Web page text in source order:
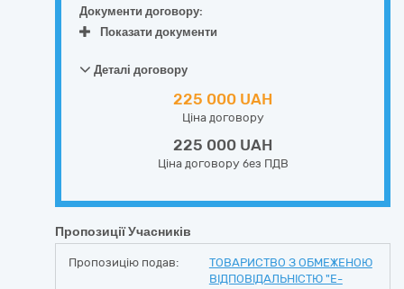
Документи договору:
Показати документи
Деталі договору
225 000 UAH
Ціна договору
225 000 UAH
Ціна договору без ПДВ
Пропозиції Учасників
Пропозицію подав:
ТОВАРИСТВО З ОБМЕЖЕНОЮ
ВІДПОВІДАЛЬНІСТЮ "Е-